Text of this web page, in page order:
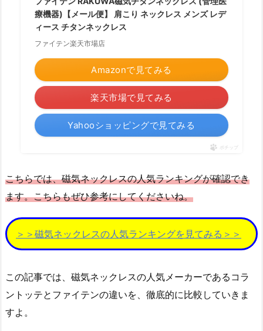
療機器)【メール便】 肩こり ネックレス メンズ レデ
ィース チタンネックレス
ファイテン楽天市場店
Amazonで見てみる
楽天市場で見てみる
Yahooショッピングで見てみる
ポチップ
こちらでは、磁気ネックレスの人気ランキングが確認でき
ます。こちらもぜひ参考にしてくださいね。
＞＞磁気ネックレスの人気ランキングを見てみる＞＞
この記事では、磁気ネックレスの人気メーカーであるコラ
ントッテとファイテンの違いを、徹底的に比較していきま
すよ。